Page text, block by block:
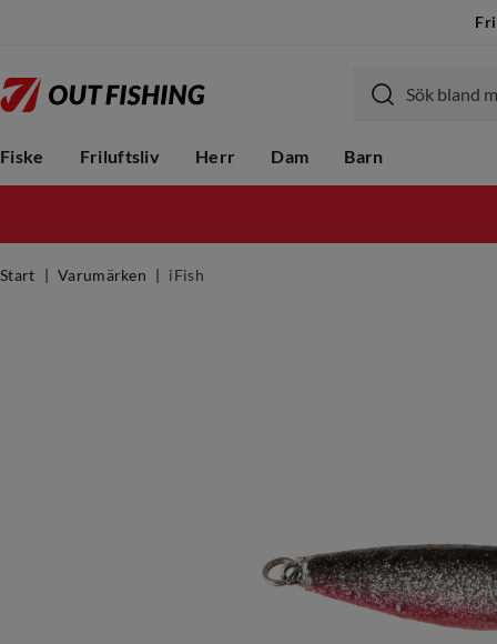
Fiske Friluftsliv Herr Dam Barn
Start Varumärken iFish